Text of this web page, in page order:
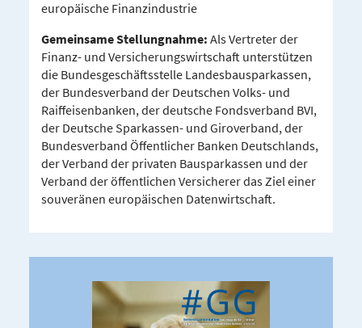
europäische Finanzindustrie
Gemeinsame Stellungnahme: Als Vertreter der
Finanz- und Versicherungswirtschaft unterstützen
die Bundesgeschäftsstelle Landesbausparkassen,
der Bundesverband der Deutschen Volks- und
Raiffeisenbanken, der deutsche Fondsverband BVI,
der Deutsche Sparkassen- und Giroverband, der
Bundesverband Öffentlicher Banken Deutschlands,
der Verband der privaten Bausparkassen und der
Verband der öffentlichen Versicherer das Ziel einer
souveränen europäischen Datenwirtschaft.